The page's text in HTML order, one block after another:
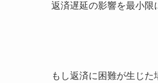
返済遅延の影響を最小限
もし返済に困難が生じた